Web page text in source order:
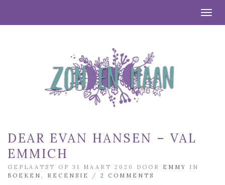
DEAR EVAN HANSEN – VAL
EMMICH
GEPLAATST OP 31 MAART 2020 DOOR EMMY
IN
BOEKEN
RECENSIE / 2 COMMENTS